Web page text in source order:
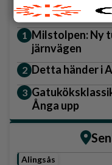
Milstolpen: Ny
järnvägen
Detta händer i
Ånga upp
Alingsås